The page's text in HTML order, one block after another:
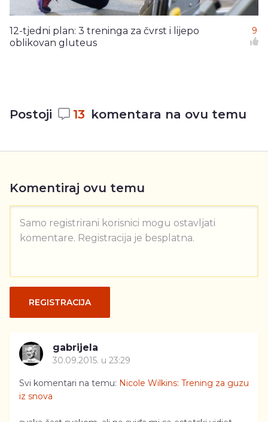
12-tjedni plan: 3 treninga za čvrst i lijepo
oblikovan gluteus
9
Postoji 13 komentara na ovu temu
Komentiraj ovu temu
Samo registrirani korisnici mogu ostavljati
komentare. Registracija je besplatna.
REGISTRACIJA
gabrijela
30.09.2015. u 23:29
Svi komentari na temu: Nicole Wilkins: Trening za guzu
iz snova